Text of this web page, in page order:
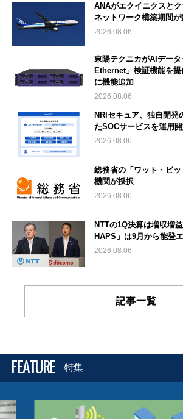
ANAがエクイニクスとク
ネットワーク構築期間
2026.08.06
東陽テクニカがAIデー
Ethernet」検証機能を
に機能追加
2026.08.06
NRIセキュア、独自開発
たSOCサービスを運用
2026.08.06
総務省の「ワット・ビ
機関が採択
2026.08.06
NTTの1Q決算は増収増
HAPS」は9月から能登
2026.08.06
記事一覧
FEATURE 特集